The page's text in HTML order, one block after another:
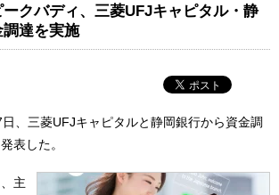
クバディ、三菱UFJキャピタル・静
調達を実施
、三菱UFJキャピタルと静岡銀行から資金調
表した。
主